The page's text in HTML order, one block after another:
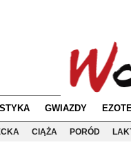
GWIAZDY
CIĄŻA PORÓD